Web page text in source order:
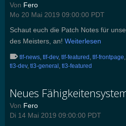
Von Fero
Mo 20 Mai 2019 09:00:00 PDT
Schaut euch die Patch Notes für
des Meisters, an! Weiterlesen
tlf-news, tlf-dev, tlf-featured , tlf-frontpage,
tl3-dev, tl3-general , tl3-featured
Neues
Von Fero
Di 14 Mai 2019 09:00:00 PDT